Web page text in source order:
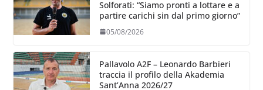
Solforati: “Siamo pronti a lottare e a
partire carichi sin dal primo giorno”
05/08/2026
Pallavolo A2F – Leonardo Barbieri
traccia il profilo della Akademia
Sant’Anna 2026/27